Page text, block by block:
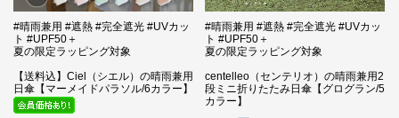
#晴雨兼用 #遮熱 #完全遮光 #UVカッ
ト #UPF50＋
夏の限定ラッピング対象
【送料込】Ciel（シエル）の晴雨兼用
日傘【マーメイドパラソル/6カラー】
#晴雨兼用 #遮熱 #完全遮光 #UVカッ
ト #UPF50＋
夏の限定ラッピング対象
centelleo（センテリオ）の晴雨兼用2
段ミニ折りたたみ日傘【グログラン/5
カラー】